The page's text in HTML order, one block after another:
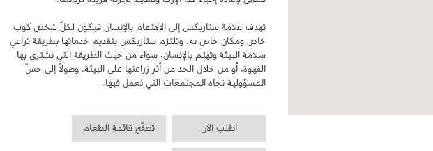
المسؤولية تجاه المجتمعات التي نعمل فيها.
اطلب الآن تصفّح قائمة الطعام